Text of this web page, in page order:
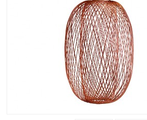
STREFA-PROJEKTANTA